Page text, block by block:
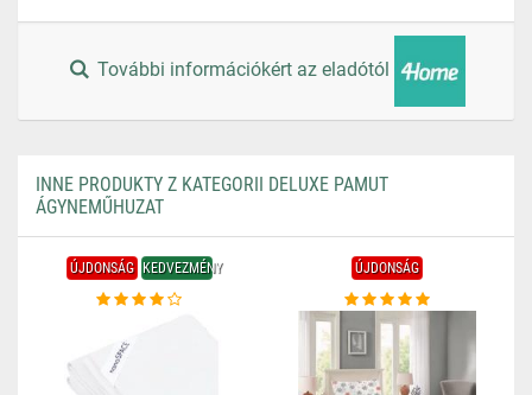
További információkért az eladótól
INNE PRODUKTY Z KATEGORII DELUXE PAMUT
ÁGYNEMŰHUZAT
ÚJDONSÁG KEDVEZMÉNY ÚJDONSÁG